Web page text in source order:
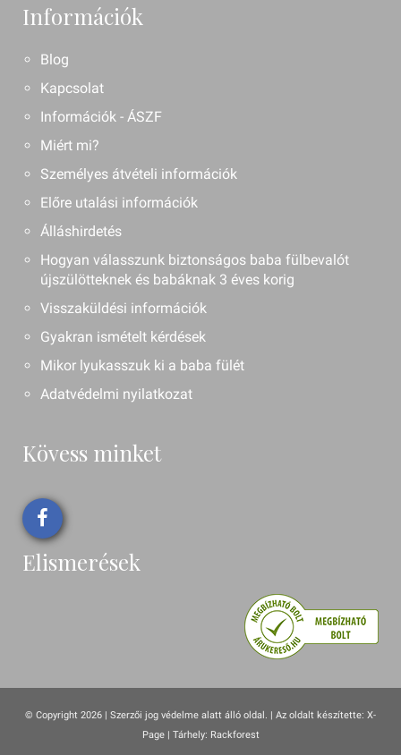
Információk
Blog
Kapcsolat
Információk - ÁSZF
Miért mi?
Személyes átvételi információk
Előre utalási információk
Álláshirdetés
Hogyan válasszunk biztonságos baba fülbevalót
újszülötteknek és babáknak 3 éves korig
Visszaküldési információk
Gyakran ismételt kérdések
Mikor lyukasszuk ki a baba fülét
Adatvédelmi nyilatkozat
Kövess minket
Elismerések
© Copyright 2026 | Szerzői jog védelme alatt álló oldal. | Az oldalt készítette: X-
Page| Tárhely: Rackforest